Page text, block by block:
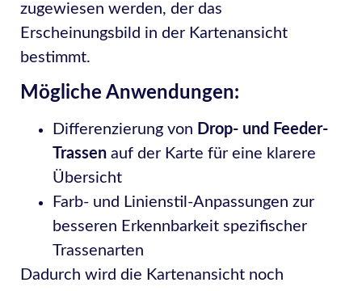
zugewiesen werden, der das
Erscheinungsbild in der Kartenansicht
bestimmt.
Mögliche Anwendungen:
Differenzierung von Drop- und Feeder-
Trassenauf der Karte für eine klarere
Übersicht
Farb- und Linienstil-Anpassungen zur
besseren Erkennbarkeit spezifischer
Trassenarten
Dadurch wird die Kartenansicht noch